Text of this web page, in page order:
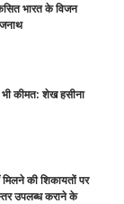
भारत के विजन
भी कीमत: शेख हसीना
मिलने की शिकायतों पर
उपलब्ध कराने के